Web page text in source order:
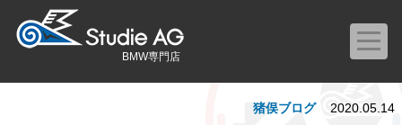
BMW専門店
猪俣ブログ 2020.05.14